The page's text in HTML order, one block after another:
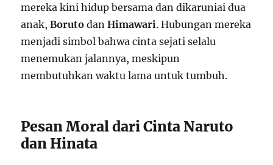
mereka kini hidup bersama dan dikaruniai dua
anak,Boruto danHimawari. Hubungan mereka
menjadi simbol bahwa cinta sejati selalu
menemukan jalannya, meskipun
membutuhkan waktu lama untuk tumbuh.
Pesan Moral dari Cinta Naruto
dan Hinata